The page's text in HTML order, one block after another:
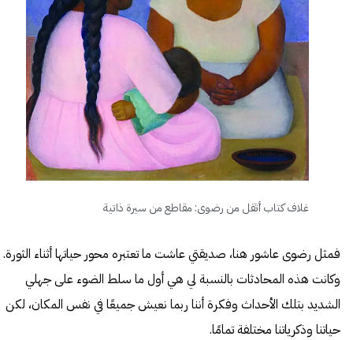
غلاف كتاب أثقل من رضوى: مقاطع من سيرة ذاتية
فمثل رضوى عاشور هنا، صديقتي عاشت ما تعتبره محور حياتها أثناء الثورة.
وكانت هذه المحادثات بالنسبة لي هي أول ما سلط الضوء على جهلي
الشديد بتلك الأحداث وفكرة أننا ربما نعيش جميعًا في نفس المكان، لكن
حياتنا وذكرياتنا مختلفة تمامًا.